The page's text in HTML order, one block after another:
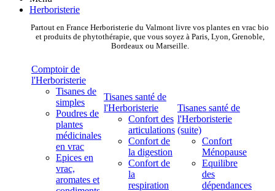
Herboristerie
Partout en France Herboristerie du Valmont livre vos plantes en vrac bio
et produits de phytothérapie, que vous soyez à Paris, Lyon, Grenoble,
Bordeaux ou Marseille.
Comptoir de
l'Herboristerie
Tisanes de
simples
Poudres de
plantes
médicinales
en vrac
Epices en
vrac,
aromates et
Tisanes santé de
l'Herboristerie
Confort des
articulations
Confort de
la digestion
Confort de
la
respiration
Tisanes santé de
l'Herboristerie
(suite)
Confort
Ménopause
Equilibre
des
dépendances